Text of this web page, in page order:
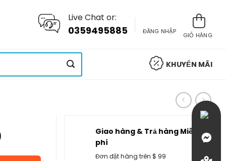
Live Chat or:
0359495885 ĐĂNG NHẬP
GIỎ HÀNG
KHUYẾN MÃI
Giao hàng & Trả hàng Miễn
phí
Đơn đặt hàng trên $ 99